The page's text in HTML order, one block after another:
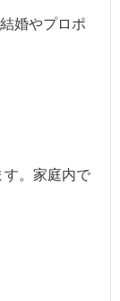
婚やプロポ
す。家庭内で